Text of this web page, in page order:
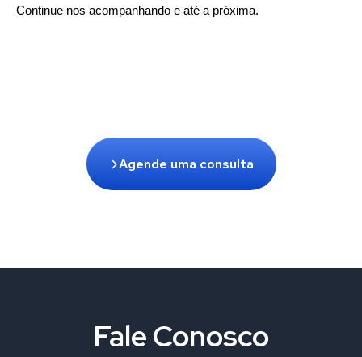
Continue nos acompanhando e até a próxima.
Agende uma consulta
Fale Conosco